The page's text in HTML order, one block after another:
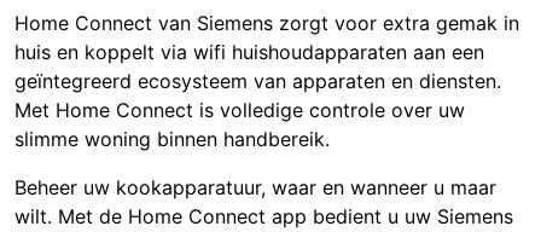
Home Connect van Siemens zorgt voor extra gemak in
huis en koppelt via wifi huishoudapparaten aan een
geïntegreerd ecosysteem van apparaten en diensten.
Met Home Connect is volledige controle over uw
slimme woning binnen handbereik.
Beheer uw kookapparatuur, waar en wanneer u maar
wilt. Met de Home Connect app bedient u uw Siemens